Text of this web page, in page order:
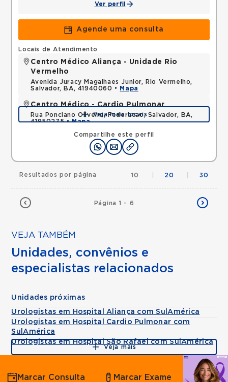
Ver perfil
Agende uma consulta
Compartilhe este perfil
Locais de Atendimento
Centro Médico Aliança - Unidade Rio
Vermelho
Avenida Juracy Magalhaes Junior, Rio Vermelho,
Salvador, BA, 41940060 •
Mapa
Centro Médico - Cardio Pulmonar
Rua Ponciano Oliveira, Federacao, Salvador, BA,
41950275 •Mapa
Veja mais locais
Página 1 - 6
Resultados por página 10 20 30
VEJA TAMBÉM
Unidades, convênios e
especialistas relacionados
Unidades próximas
Urologistas em Hospital Aliança com SulAmérica
Urologistas em Hospital Cardio Pulmonar com
SulAmérica
Urologistas em Hospital São Rafael com SulAmérica
Veja mais
Agende
por
Marcar Consulta Marcar Exame